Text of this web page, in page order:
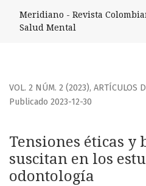
Tensiones éticas y bioéticas
Meridiano - Revista
Salud Mental
VOL. 2 NÚM. 2 (2023), ARTÍCULOS
Tensiones éticas y
suscitan en los
odontología
Publicado 2023-12-30